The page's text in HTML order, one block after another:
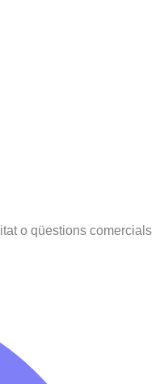
o qüestions comercials